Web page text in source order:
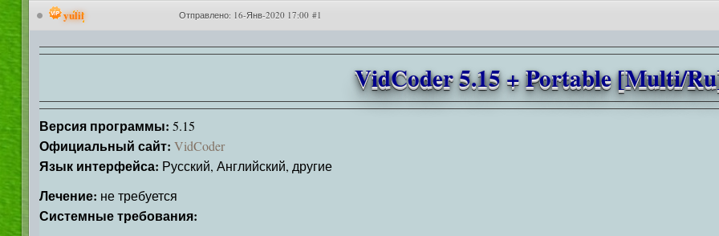
yulii Отправлено: 16-Янв-2020 17:00 #1
VidCoder 5.15 + Portable [Multi/
Версия программы: 5.15
Официальный сайт: VidCoder
Язык интерфейса: Русский, Английский, другие
Лечение: не требуется
Системные требования: